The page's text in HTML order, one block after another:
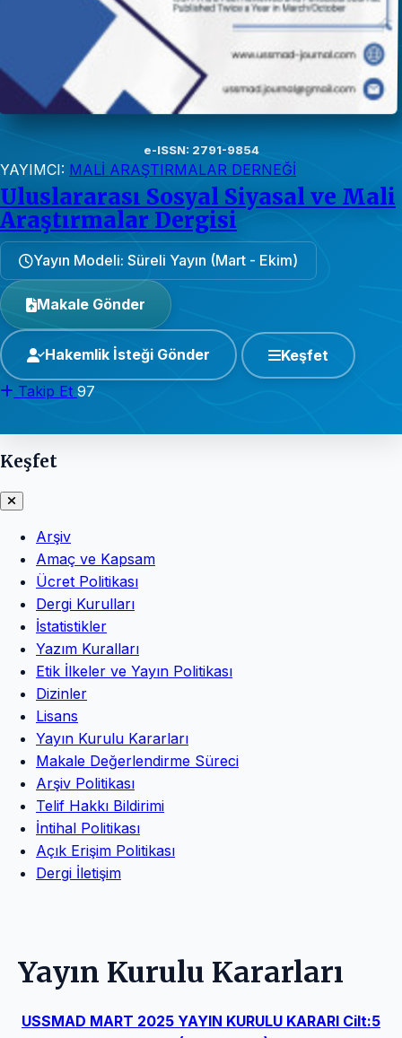
e-ISSN: 2791-9854
YAYIMCI: MALİ ARAŞTIRMALAR DERNEĞİ
Uluslararası Sosyal Siyasal ve Mali
Araştırmalar Dergisi
Yayın Modeli: Süreli Yayın (Mart - Ekim)
Makale Gönder
Hakemlik İsteği Gönder Keşfet
Takip Et 97
Keşfet
Arşiv
Amaç ve Kapsam
Ücret Politikası
Dergi Kurulları
İstatistikler
Yazım Kuralları
Etik İlkeler ve Yayın Politikası
Dizinler
Lisans
Yayın Kurulu Kararları
Makale Değerlendirme Süreci
Arşiv Politikası
Telif Hakkı Bildirimi
İntihal Politikası
Açık Erişim Politikası
Dergi İletişim
Yayın Kurulu Kararları
USSMAD MART 2025 YAYIN KURULU KARARI Cilt:5